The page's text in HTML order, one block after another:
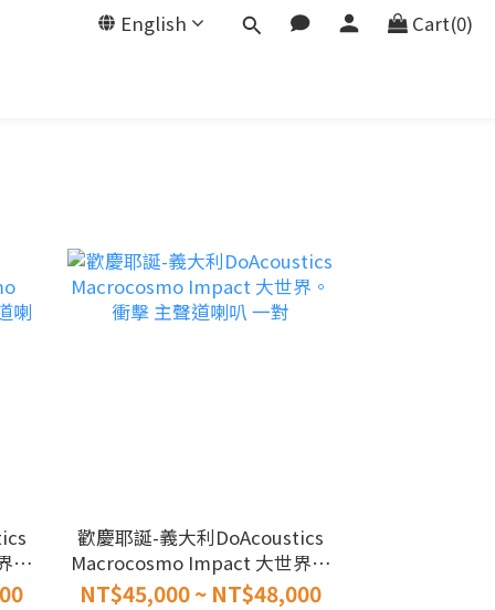
English Cart(0)
。
不
歡慶耶誕-義大利DoAcoustics
Macrocosmo Impact 大世界。
衝擊 主聲道喇叭 一對
NT$45,000 ~ NT$48,000